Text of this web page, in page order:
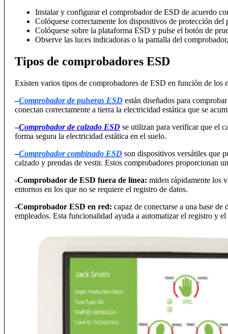
Instalar y configurar el comprobador de ESD de acuerdo
Colóquese correctamente los dispositivos de protección
Colóquese sobre la plataforma ESD y pulse el botón de
Observe las luces indicadoras o la pantalla del
Tipos de comprobadores ESD
Existen varios tipos de comprobadores de ESD en función de los
–Comprobador de pulseras ESD están diseñados para
conectan correctamente a tierra la electricidad estática que se
–Comprobador de calzado ESD se utilizan para verificar que el
forma segura la electricidad estática en el suelo.
–Comprobador combinado ESD son dispositivos versátiles que
calzado y prendas de vestir. Estos comprobadores proporcionan
-Comprobador de ESD fuera de línea: miden rápidamente los
entornos en los que no se requiere el registro de datos.
-Comprobador ESD en red: capaz de conectarse a una base
empleados. Esta funcionalidad ayuda a automatizar el registro y